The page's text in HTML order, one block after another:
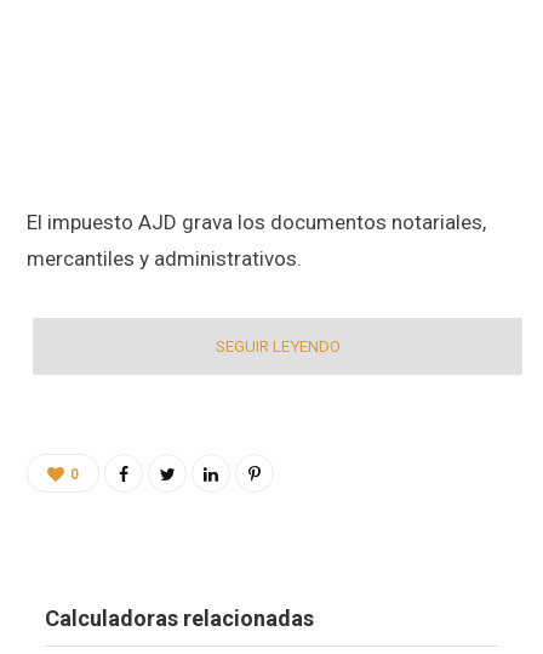
El impuesto AJD grava los documentos notariales,
mercantiles y administrativos.
SEGUIR LEYENDO
0
Calculadoras relacionadas